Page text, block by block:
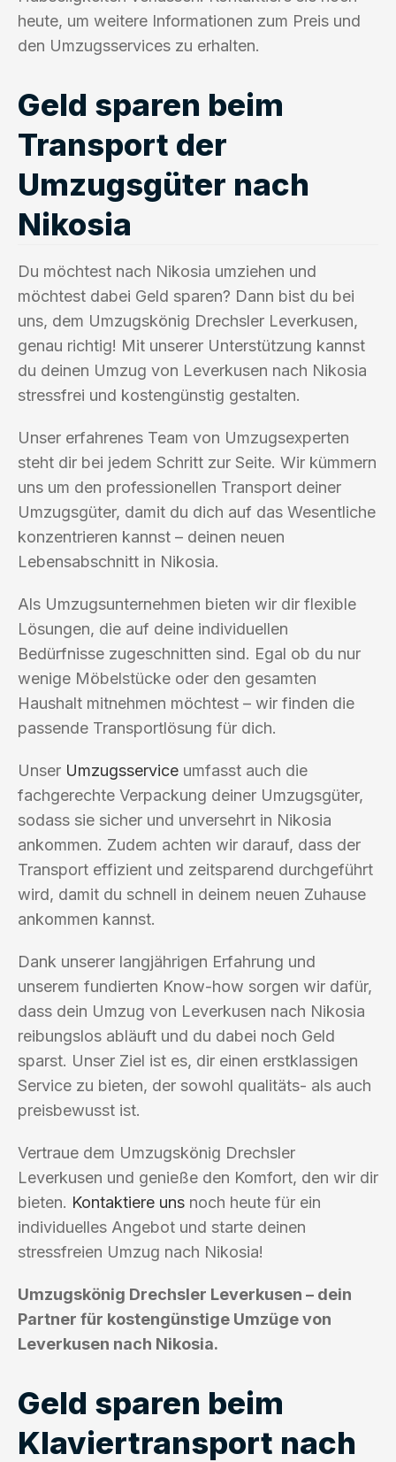
heute, um weitere Informationen zum Preis und
den Umzugsservices zu erhalten.
Geld sparen beim
Transport der
Umzugsgüter nach
Nikosia
Du möchtest nach Nikosia umziehen und
möchtest dabei Geld sparen? Dann bist du bei
uns, dem Umzugskönig Drechsler Leverkusen,
genau richtig! Mit unserer Unterstützung kannst
du deinen Umzug von Leverkusen nach Nikosia
stressfrei und kostengünstig gestalten.
Unser erfahrenes Team von Umzugsexperten
steht dir bei jedem Schritt zur Seite. Wir kümmern
uns um den professionellen Transport deiner
Umzugsgüter, damit du dich auf das Wesentliche
konzentrieren kannst – deinen neuen
Lebensabschnitt in Nikosia.
Als Umzugsunternehmen bieten wir dir flexible
Lösungen, die auf deine individuellen
Bedürfnisse zugeschnitten sind. Egal ob du nur
wenige Möbelstücke oder den gesamten
Haushalt mitnehmen möchtest – wir finden die
passende Transportlösung für dich.
Unser Umzugsservice umfasst auch die
fachgerechte Verpackung deiner Umzugsgüter,
sodass sie sicher und unversehrt in Nikosia
ankommen. Zudem achten wir darauf, dass der
Transport effizient und zeitsparend durchgeführt
wird, damit du schnell in deinem neuen Zuhause
ankommen kannst.
Dank unserer langjährigen Erfahrung und
unserem fundierten Know-how sorgen wir dafür,
dass dein Umzug von Leverkusen nach Nikosia
reibungslos abläuft und du dabei noch Geld
sparst. Unser Ziel ist es, dir einen erstklassigen
Service zu bieten, der sowohl qualitäts- als auch
preisbewusst ist.
Vertraue dem Umzugskönig Drechsler
Leverkusen und genieße den Komfort, den wir dir
bieten. Kontaktiere uns noch heute für ein
individuelles Angebot und starte deinen
stressfreien Umzug nach Nikosia!
Umzugskönig Drechsler Leverkusen – dein
Partner für kostengünstige Umzüge von
Leverkusen nach Nikosia.
Geld sparen beim
Klaviertransport nach